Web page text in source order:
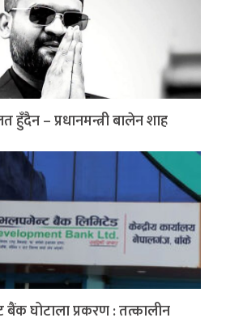
हुँदैन – प्रधानमन्त्री बालेन शाह
घोटाला प्रकरण : तत्कालीन